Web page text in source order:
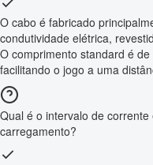
O cabo é fabricado
condutividade elétrica,
O comprimento standard é
facilitando o jogo a uma
Qual é o intervalo de
carregamento?